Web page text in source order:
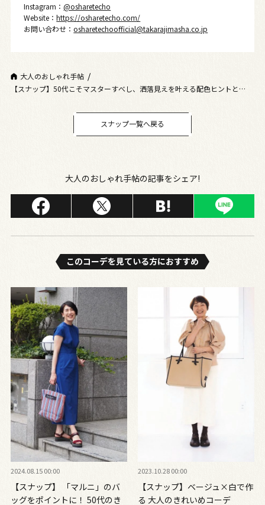
Instagram：@osharetecho
Website：https://osharetecho.com/
お問い合わせ：osharetechoofficial@takarajimasha.co.jp
大人のおしゃれ手帖
【スナップ】50代こそマスターすべし、洒落見えを叶える配色ヒントとは？
スナップ一覧へ戻る
大人のおしゃれ手帖の記事をシェア!
このコーデを⾒ている⽅におすすめ
2024.08.15 00:00
【スナップ】 「マルニ」のバ
ッグをポイントに！ 50代のき
2023.10.28 00:00
【スナップ】ベージュ×白で作
る 大人のきれいめコーデ